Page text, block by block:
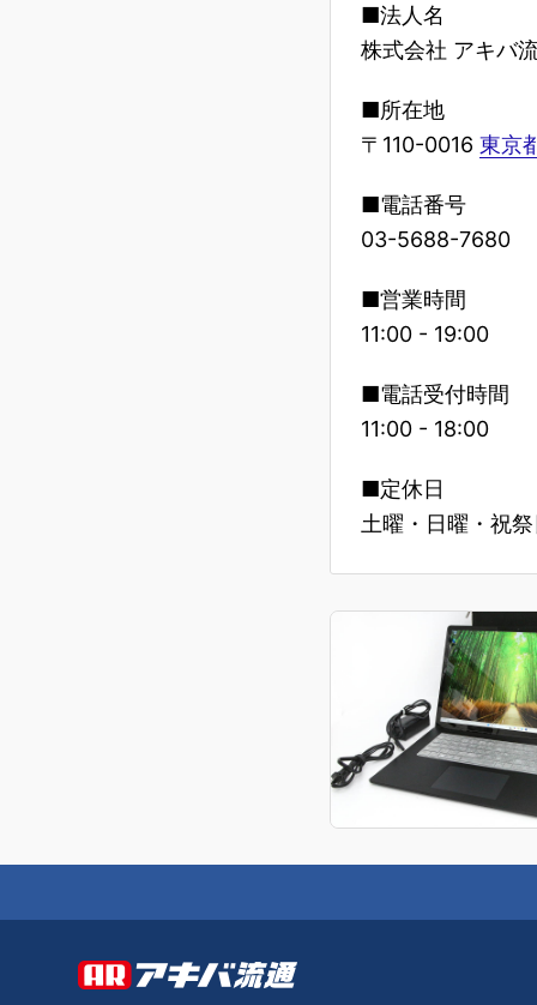
■法人名
株式会社 アキバ
■所在地
〒110-0016 東京
■電話番号
03-5688-7680
■営業時間
11:00 - 19:00
■電話受付時間
11:00 - 18:00
■定休日
土曜・日曜・祝